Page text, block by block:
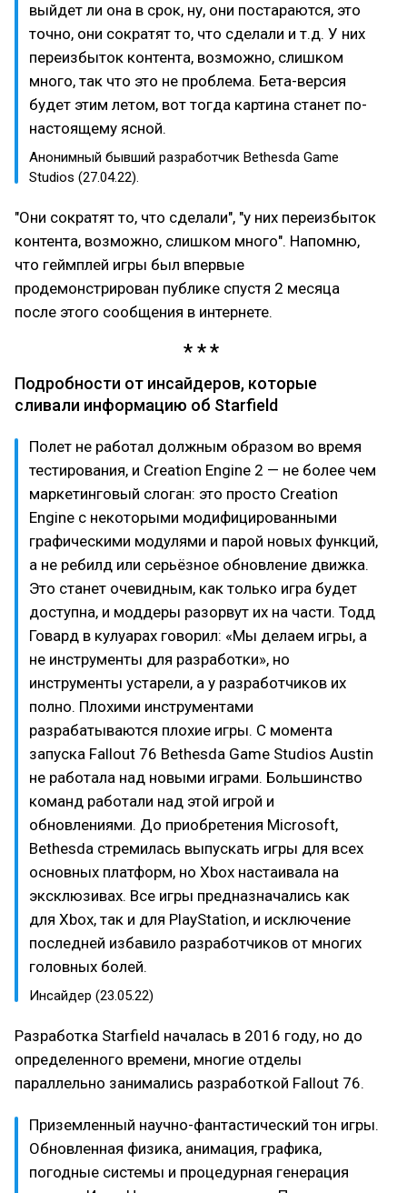
выйдет ли она в срок, ну, они постараются, это
точно, они сократят то, что сделали и т.д. У них
переизбыток контента, возможно, слишком
много, так что это не проблема. Бета-версия
будет этим летом, вот тогда картина станет по-
настоящему ясной.
Анонимный бывший разработчик Bethesda Game
Studios (27.04.22).
"Они сократят то, что сделали", "у них переизбыток
контента, возможно, слишком много". Напомню,
что геймплей игры был впервые
продемонстрирован публике спустя 2 месяца
после этого сообщения в интернете.
Подробности от инсайдеров, которые
сливали информацию об Starfield
Полет не работал должным образом во время
тестирования, и Creation Engine 2 — не более чем
маркетинговый слоган: это просто Creation
Engine с некоторыми модифицированными
графическими модулями и парой новых функций,
а не ребилд или серьёзное обновление движка.
Это станет очевидным, как только игра будет
доступна, и моддеры разорвут их на части. Тодд
Говард в кулуарах говорил: «Мы делаем игры, а
не инструменты для разработки», но
инструменты устарели, а у разработчиков их
полно. Плохими инструментами
разрабатываются плохие игры. С момента
запуска Fallout 76 Bethesda Game Studios Austin
не работала над новыми играми. Большинство
команд работали над этой игрой и
обновлениями. До приобретения Microsoft,
Bethesda стремилась выпускать игры для всех
основных платформ, но Xbox настаивала на
эксклюзивах. Все игры предназначались как
для Xbox, так и для PlayStation, и исключение
последней избавило разработчиков от многих
головных болей.
Инсайдер (23.05.22)
Разработка Starfield началась в 2016 году, но до
определенного времени, многие отделы
параллельно занимались разработкой Fallout 76.
Приземленный научно-фантастический тон игры.
Обновленная физика, анимация, графика,
погодные системы и процедурная генерация